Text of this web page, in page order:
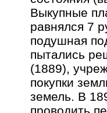
Выкупные
равнялся 7
подушная
пытались
(1889),
покупки
земель. В
проводить